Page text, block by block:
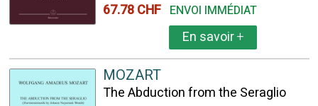
67.78 CHF ENVOI IMMÉDIAT
En savoir+
MOZART
The Abduction from the Seraglio